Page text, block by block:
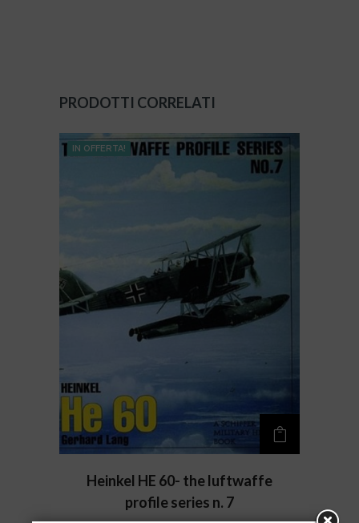
PRODOTTI CORRELATI
IN OFFERTA!
Heinkel HE 60- the luftwaffe
profile series n. 7